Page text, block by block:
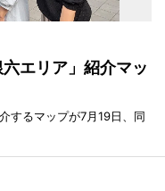
エリア」紹介マッ
するマップが7月19日、同